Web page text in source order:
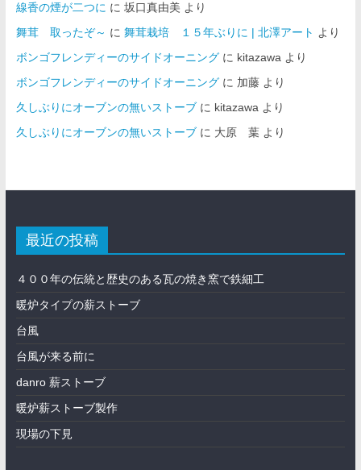
線香の煙が二つに に 坂口真由美 より
舞茸 取ったぞ～ に 舞茸栽培 １５年ぶりに | 北澤アート より
ボンゴフレンディーのサイドオーニングに kitazawaより
ボンゴフレンディーのサイドオーニングに 加藤より
久しぶりにオーブンの無いストーブに kitazawaより
久しぶりにオーブンの無いストーブに 大原 葉より
最近の投稿
４００年の伝統と歴史のある瓦の焼き窯で鉄細工
暖炉タイプの薪ストーブ
台風
台風が来る前に
danro 薪ストーブ
暖炉薪ストーブ製作
現場の下見